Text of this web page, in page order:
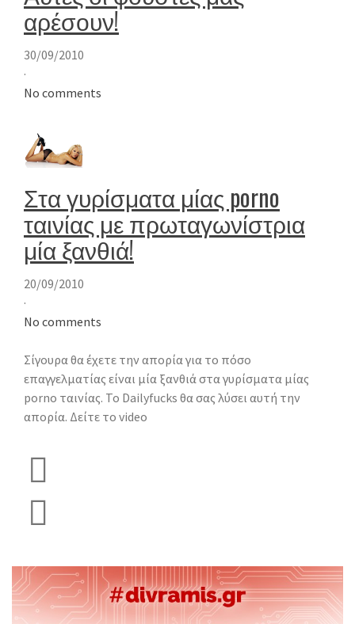
αρέσουν!
30/09/2010
·
No comments
Στα γυρίσματα μίας porno
ταινίας με πρωταγωνίστρια
μία ξανθιά!
20/09/2010
·
No comments
Σίγουρα θα έχετε την απορία για το πόσο
επαγγελματίας είναι μία ξανθιά στα γυρίσματα μίας
porno ταινίας. Το Dailyfucks θα σας λύσει αυτή την
απορία. Δείτε το video